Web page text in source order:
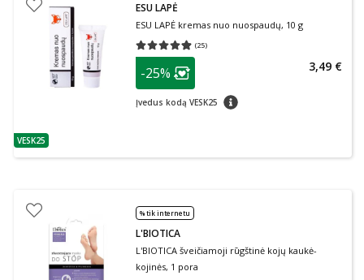
patarimas
VESK25
ESU LAPĖ
ESU LAPĖ kremas nuo nuospaudų, 10 g
(25)
Vidutinis įvertinimas 4.88
patarimas
Lojalumo klubo narių nuolaida
-25%
Įvedus kodą VESK25 patarimas
3,49 €
% tik internetu
L'BIOTICA
L'BIOTICA šveičiamoji rūgštinė kojų kaukė-
kojinės, 1 pora